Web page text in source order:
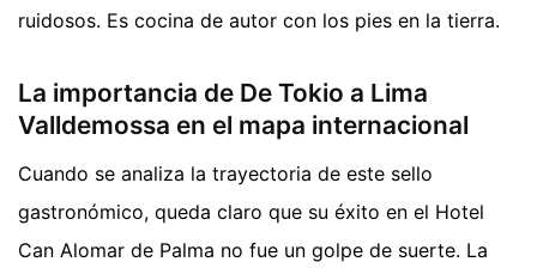
ruidosos. Es cocina de autor con los pies en la tierra.
La importancia de De Tokio a Lima
Valldemossa en el mapa internacional
Cuando se analiza la trayectoria de este sello
gastronómico, queda claro que su éxito en el Hotel
Can Alomar de Palma no fue un golpe de suerte. La